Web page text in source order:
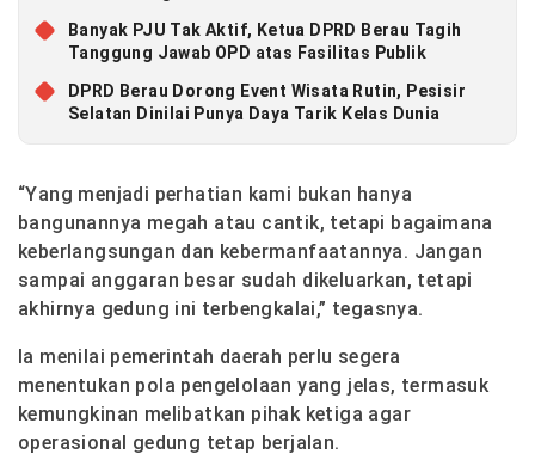
Banyak PJU Tak Aktif, Ketua DPRD Berau Tagih
Tanggung Jawab OPD atas Fasilitas Publik
DPRD Berau Dorong Event Wisata Rutin, Pesisir
Selatan Dinilai Punya Daya Tarik Kelas Dunia
“Yang menjadi perhatian kami bukan hanya
bangunannya megah atau cantik, tetapi bagaimana
keberlangsungan dan kebermanfaatannya. Jangan
sampai anggaran besar sudah dikeluarkan, tetapi
akhirnya gedung ini terbengkalai,” tegasnya.
Ia menilai pemerintah daerah perlu segera
menentukan pola pengelolaan yang jelas, termasuk
kemungkinan melibatkan pihak ketiga agar
operasional gedung tetap berjalan.